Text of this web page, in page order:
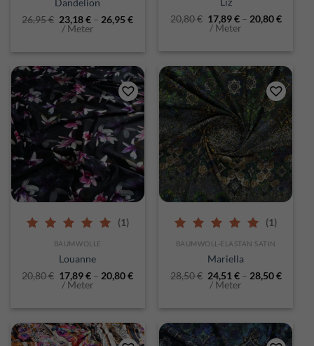
Dandelion
26,95€ 23,18€ – 26,95€
/ Meter
20,80€ 17,89€– 20,80€
/ Meter
out of 5
(1)
BAUMWOLLE
Louanne
20,80€ 17,89€ –20,80€
/ Meter
5.00 out of 5
(1)
BAUMWOLL-ELASTAN SATIN
Mariella
28,50€ 24,51€– 28,50€
/ Meter